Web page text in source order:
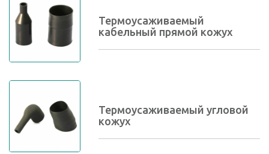
Термоусаживаемый
кабельный прямой кожух
Термоусаживаемый угловой
кожух